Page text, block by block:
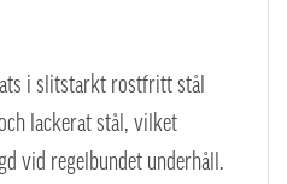
i slitstarkt rostfritt stål
lackerat stål, vilket
vid regelbundet underhåll.